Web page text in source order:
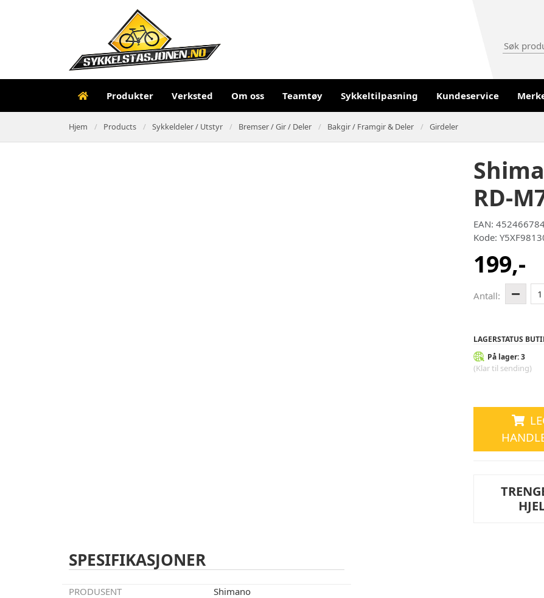
Produkter Verksted Om oss Teamtøy Sykkeltilpasning Kundeservice
Hjem Products Sykkeldeler / Utstyr Bremser / Gir / Deler Bakgir / Framgir & Deler Girdeler
RD-
EAN:
Kode:
199,-
Antall: 1
LAGERSTATUS
På lager: 3
(Klar til sending)
SPESIFIKASJONER
PRODUSENT
Shimano